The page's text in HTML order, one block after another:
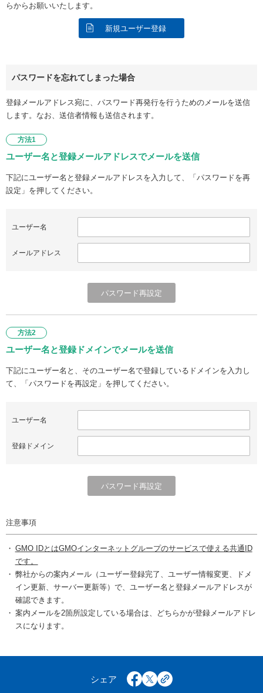
らからお願いいたします。
新規ユーザー登録
パスワードを忘れてしまった場合
登録メールアドレス宛に、パスワード再発行を行うためのメールを送信
します。なお、送信者情報も送信されます。
方法1
ユーザー名と登録メールアドレスでメールを送信
下記にユーザー名と登録メールアドレスを入力して、「パスワードを再
設定」を押してください。
ユーザー名
メールアドレス
方法2
ユーザー名と登録ドメインでメールを送信
下記にユーザー名と、そのユーザー名で登録しているドメインを入力し
て、「パスワードを再設定」を押してください。
ユーザー名
登録ドメイン
注意事項
GMO IDとはGMOインターネットグループのサービスで使える共通ID
です。
弊社からの案内メール（ユーザー登録完了、ユーザー情報変更、ドメ
イン更新、サーバー更新等）で、ユーザー名と登録メールアドレスが
確認できます。
案内メールを2箇所設定している場合は、どちらかが登録メールアドレ
スになります。
シェア facebook
x copy